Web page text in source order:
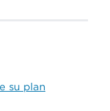
su plan